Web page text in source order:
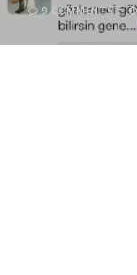
9 COMMENTS